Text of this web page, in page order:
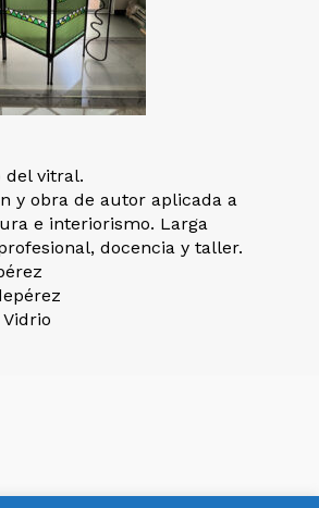
del vitral.
y obra de autor aplicada a
e interiorismo. Larga
docencia y taller.